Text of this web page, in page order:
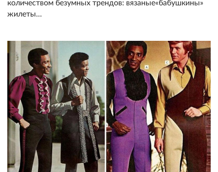
количеством безумных трендов: вязаные«бабушкины»
жилеты…